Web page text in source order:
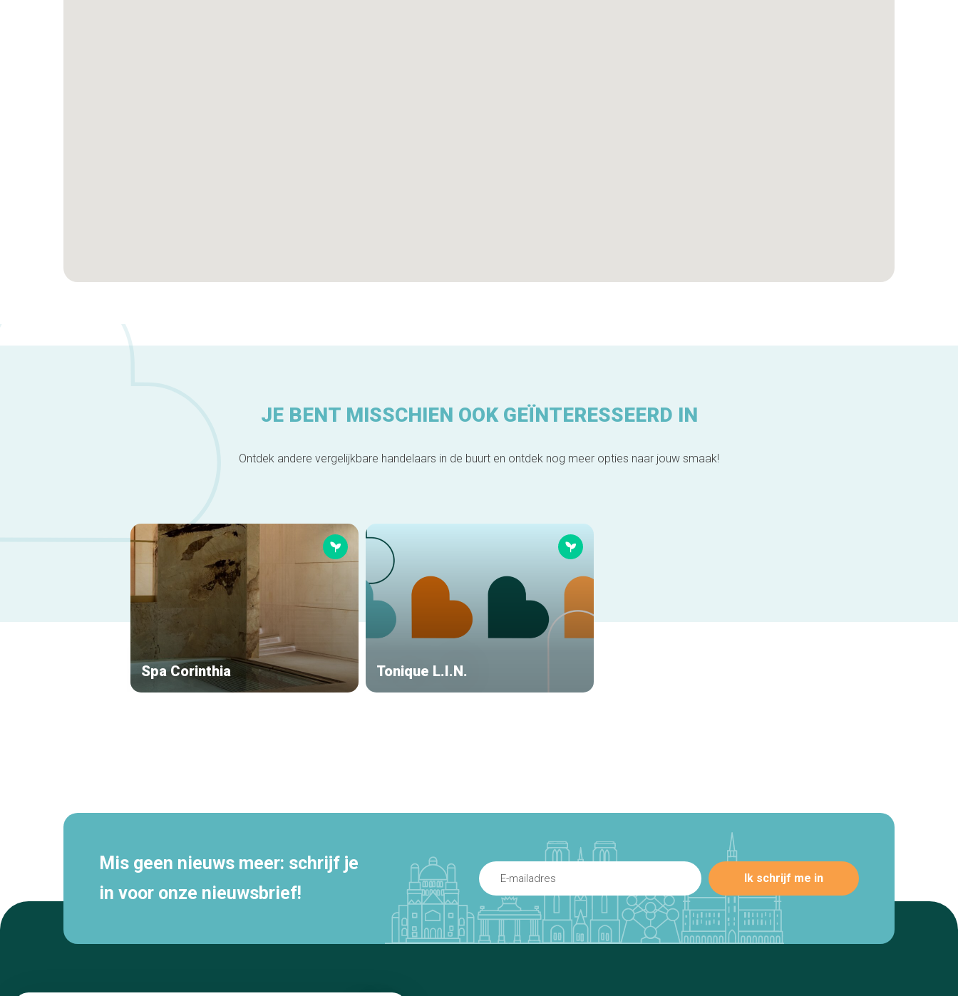
JE BENT MISSCHIEN OOK GEÏNTERESSEERD IN
Ontdek andere vergelijkbare handelaars in de buurt en ontdek nog meer opties naar jouw smaak!
Spa Corinthia Tonique L.I.N.
Mis geen nieuws meer: schrijf je
in voor onze nieuwsbrief!